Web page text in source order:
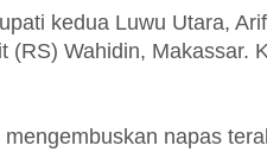
kedua Luwu Utara,
(RS) Wahidin, Makassar.
mengembuskan napas